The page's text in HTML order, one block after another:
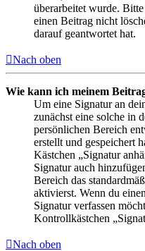
überarbeitet wurde.
einen Beitrag nicht
darauf geantwortet hat.
Nach oben
Wie kann ich meinem
Um eine Signatur an
zunächst eine solche in
persönlichen Bereich
erstellt und gespeichert
Kästchen „Signatur
Signatur auch
Bereich das
aktivierst. Wenn du
Signatur verfassen
Kontrollkästchen
Nach oben